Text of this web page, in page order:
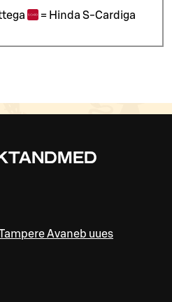
= Hinda S-Cardiga
Avaneb uues